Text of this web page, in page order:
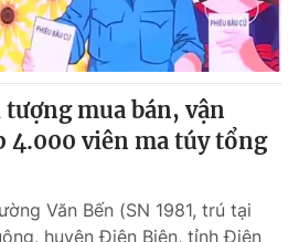
mua bán, vận
4.000 viên ma túy tổng
Văn Bến (SN 1981, trú tại
huyện Điện Biên, tỉnh Điện